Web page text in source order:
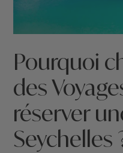
Pourquoi
des
réserver
Seychelles